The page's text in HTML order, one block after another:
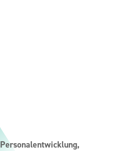
Personalentwicklung,